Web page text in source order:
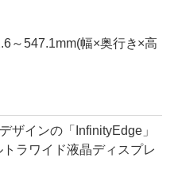
～547.1mm(幅×奥行き×高
インの「InfinityEdge」
ラワイド液晶ディスプレ